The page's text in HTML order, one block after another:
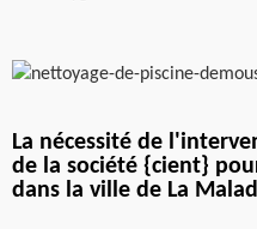
La nécessité de
de la société {cient}
dans la ville de La